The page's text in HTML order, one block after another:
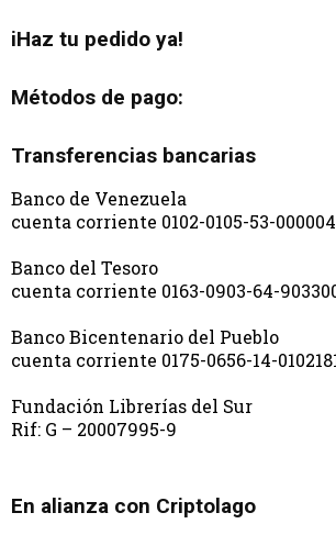
iHaz tu pedido ya!
Métodos de pago:
Transferencias bancarias
Banco de Venezuela
cuenta corriente 0102-0105-53-
Banco del Tesoro
cuenta corriente 0163-0903-64-
Banco Bicentenario del Pueblo
cuenta corriente 0175-0656-14-
Fundación Librerías del Sur
Rif: G – 20007995-9
En alianza con Criptolago